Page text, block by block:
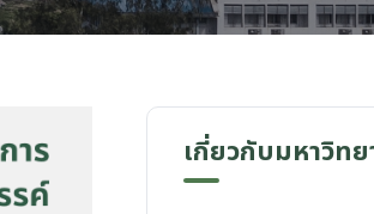
เกี่ยวกับมหาวิท